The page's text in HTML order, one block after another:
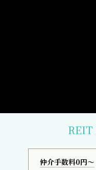
仲介手数料0円～